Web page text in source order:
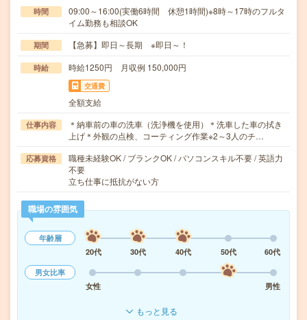
時間
09:00～16:00(実働6時間 休憩1時間)※8時～17時のフルタ
イム勤務も相談OK
期間 【急募】即日～長期 ※即日～！
時給 時給1250円 月収例 150,000円
交通費
全額支給
仕事内容
＊納車前の車の洗車（洗浄機を使用）＊洗車した車の拭き
上げ＊外観の点検、コーティング作業※2～3人のチ…
応募資格
職種未経験OK / ブランクOK / パソコンスキル不要 / 英語力
不要
立ち仕事に抵抗がない方
職場の雰囲気
年齢層
20代
30代 40代 50代
60代
男女比率
女性
男性
もっと見る